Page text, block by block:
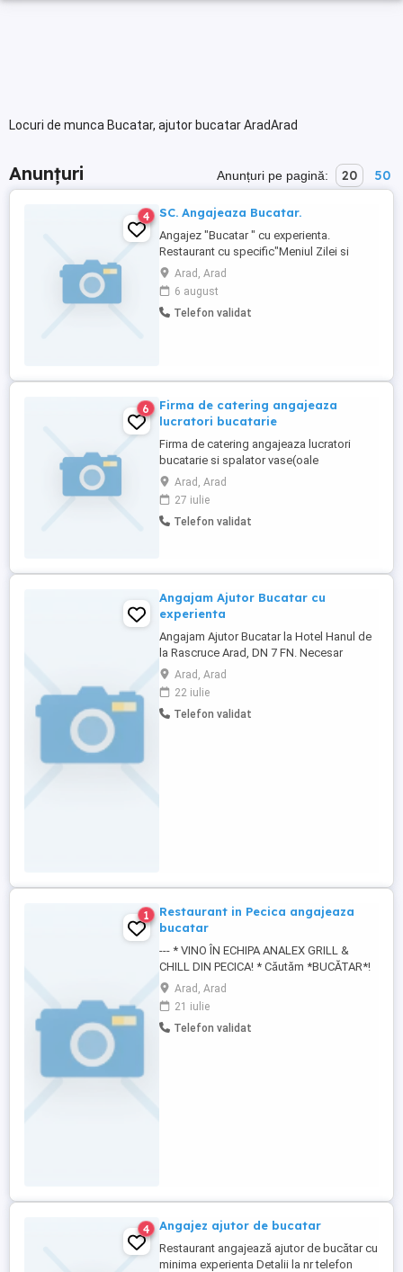
Locuri de munca Bucatar, ajutor bucatar AradArad
Anunțuri Anunțuri pe pagină: 20 50
4 SC. Angajeaza Bucatar.
Angajez "Bucatar " cu experienta.
Restaurant cu specific"Meniul Zilei si
enenimente (nunti.botezuri,etc.) Program
06- 15 zilnic de luni pana vineri.
Arad, Arad
6 august
Telefon validat
6
Firma de catering angajeaza
lucratori bucatarie
Firma de catering angajeaza lucratori
bucatarie si spalator vase(oale
inoxuri).Salariu de la 3200
Arad, Arad
27 iulie
Telefon validat
Angajam Ajutor Bucatar cu
experienta
Angajam Ajutor Bucatar la Hotel Hanul de
la Rascruce Arad, DN 7 FN. Necesar
experienta in bucatarie, persoana harnica,
dinamica, activa. Preferabil din zona
Turnu, Sederhat, Pecica sau posesor de
masina si carnet pentru deplasare. Se
Arad, Arad
22 iulie
Telefon validat
1
Restaurant in Pecica angajeaza
bucatar
--- * VINO ÎN ECHIPA ANALEX GRILL &
CHILL DIN PECICA! * Căutăm *BUCĂTAR*!
Tu ești persoana potrivită dacă: - Te
adaptezi ușor și respecți procedurile
interne ale unității - Știi să comunici și ai o
bună capacitate de integrare în echipă - Ai
Arad, Arad
21 iulie
Telefon validat
4 Angajez ajutor de bucatar
Restaurant angajează ajutor de bucătar cu
minima experienta Detalii la nr telefon